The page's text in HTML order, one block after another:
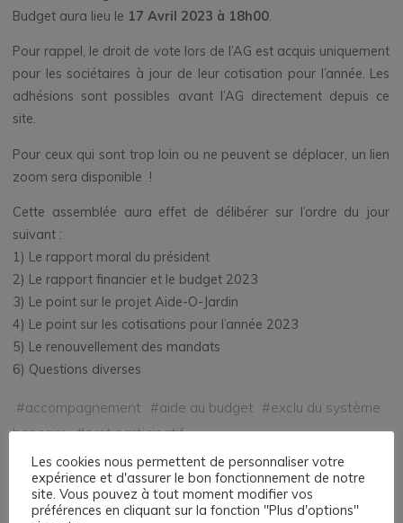
Budget aura lieu le 17 Avril 2023 à 18h00.
Pour rappel, le droit de vote lors de l’AG est acquis uniquement
pour les sociétaires à jour de leur cotisation pour l’année. Les
adhésions sont possibles avant l’AG directement depuis ce
site.
Pour ceux qui sont trop loin ou ne peuvent se déplacer, un lien
zoom sera disponible !
Cette assemblée aura effet de délibérer sur l’ordre du jour
suivant :
1) Le rapport moral du président
2) Le rapport financier et le budget 2023
3) Le point sur le projet Aide-O-Jardin
4) Le point sur les cotisations pour l’année 2023
5) Le renouvellement des mandats
6) Questions diverses
#accompagnement #aide au budget #exclu du système
bancaire #pret participatif
Laisser un commentaire
Les cookies nous permettent de personnaliser votre
expérience et d'assurer le bon fonctionnement de notre
site. Vous pouvez à tout moment modifier vos
préférences en cliquant sur la fonction "Plus d'options"